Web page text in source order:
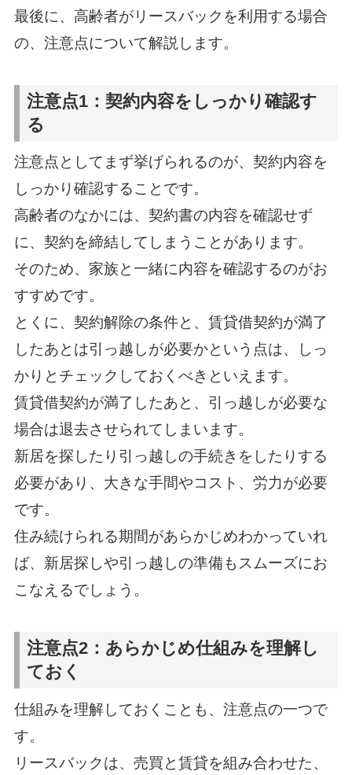
最後に、高齢者がリースバックを利用する場合
の、注意点について解説します。
注意点1：契約内容をしっかり確認す
る
注意点としてまず挙げられるのが、契約内容を
しっかり確認することです。
高齢者のなかには、契約書の内容を確認せず
に、契約を締結してしまうことがあります。
そのため、家族と一緒に内容を確認するのがお
すすめです。
とくに、契約解除の条件と、賃貸借契約が満了
したあとは引っ越しが必要かという点は、しっ
かりとチェックしておくべきといえます。
賃貸借契約が満了したあと、引っ越しが必要な
場合は退去させられてしまいます。
新居を探したり引っ越しの手続きをしたりする
必要があり、大きな手間やコスト、労力が必要
です。
住み続けられる期間があらかじめわかっていれ
ば、新居探しや引っ越しの準備もスムーズにお
こなえるでしょう。
注意点2：あらかじめ仕組みを理解し
ておく
仕組みを理解しておくことも、注意点の一つで
す。
リースバックは、売買と賃貸を組み合わせた、